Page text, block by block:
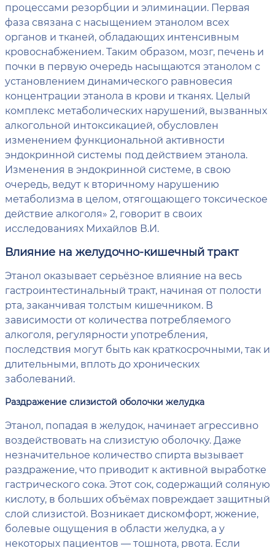
процессами резорбции и элиминации. Первая
фаза связана с насыщением этанолом всех
органов и тканей, обладающих интенсивным
кровоснабжением. Таким образом, мозг, печень и
почки в первую очередь насыщаются этанолом с
установлением динамического равновесия
концентрации этанола в крови и тканях. Целый
комплекс метаболических нарушений, вызванных
алкогольной интоксикацией, обусловлен
изменением функциональной активности
эндокринной системы под действием этанола.
Изменения в эндокринной системе, в свою
очередь, ведут к вторичному нарушению
метаболизма в целом, отягощающего токсическое
действие алкоголя» 2, говорит в своих
исследованиях Михайлов В.И.
Влияние на желудочно-кишечный тракт
Этанол оказывает серьёзное влияние на весь
гастроинтестинальный тракт, начиная от полости
рта, заканчивая толстым кишечником. В
зависимости от количества потребляемого
алкоголя, регулярности употребления,
последствия могут быть как краткосрочными, так и
длительными, вплоть до хронических
заболеваний.
Раздражение слизистой оболочки желудка
Этанол, попадая в желудок, начинает агрессивно
воздействовать на слизистую оболочку. Даже
незначительное количество спирта вызывает
раздражение, что приводит к активной выработке
гастрического сока. Этот сок, содержащий соляную
кислоту, в больших объёмах повреждает защитный
слой слизистой. Возникает дискомфорт, жжение,
болевые ощущения в области желудка, а у
некоторых пациентов — тошнота, рвота. Если